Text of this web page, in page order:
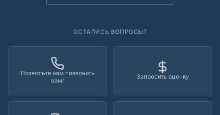
ОСТАЛИСЬ ВОПРОСЫ?
Позвольте нам позвонить
вам!
Запросить оценку